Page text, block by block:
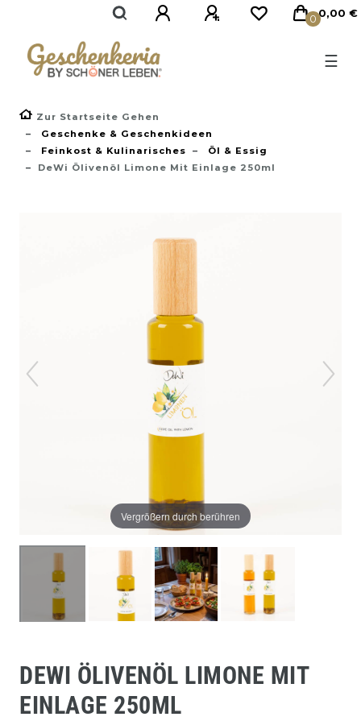
0 0,00 €
☰
Zur Startseite Gehen
Geschenke & Geschenkideen
Feinkost & Kulinarisches
Öl & Essig
DeWi Ölivenöl Limone Mit Einlage 250ml
Vergrößern durch berühren
DEWI ÖLIVENÖL LIMONE MIT
EINLAGE 250ML